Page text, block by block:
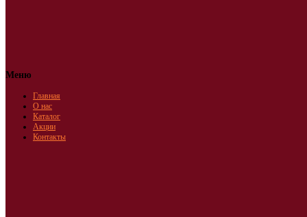
Меню
Главная
О нас
Каталог
Акции
Контакты